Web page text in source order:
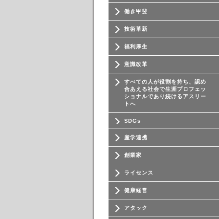
働き甲斐
技術革新
福利厚生
意識改革
すべての人が役割を持ち、認め
合あえる社会で生涯プロフェッ
ショナルであり続けるアスリー
トへ
SDGs
産学連携
創業家
ライセンス
健康経営
アタック